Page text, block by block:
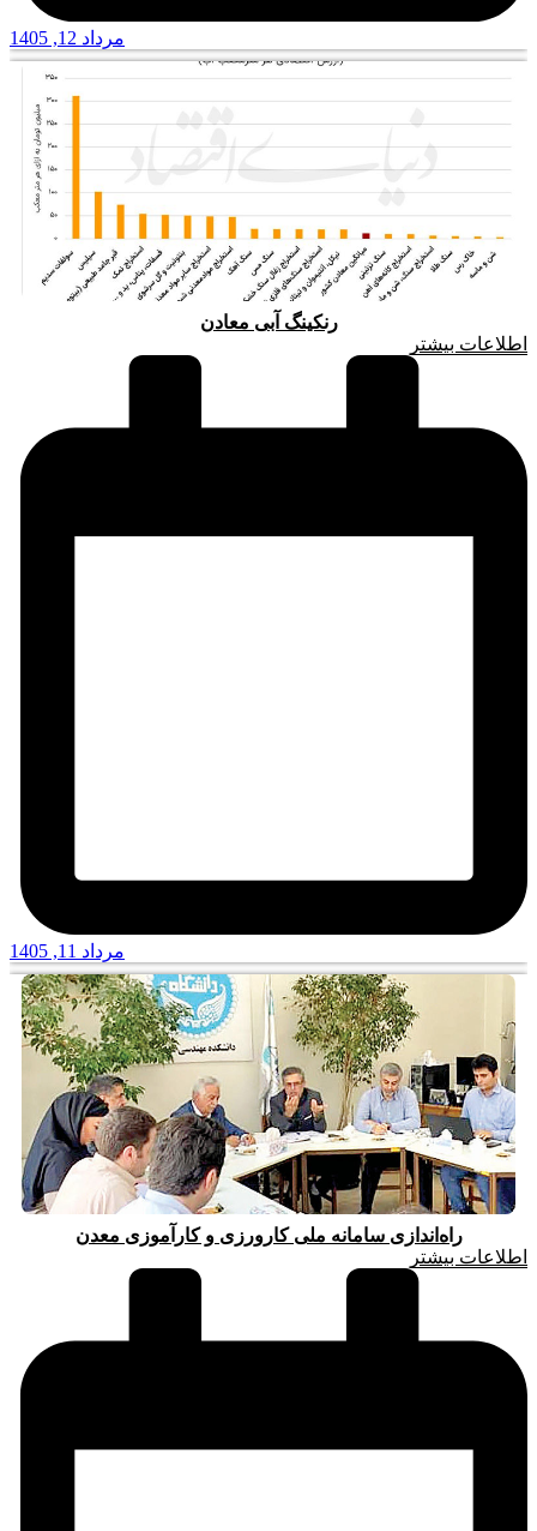
مرداد 12, 1405
رنکینگ آبی معادن
اطلاعات بیشتر
مرداد 11, 1405
راه‌اندازی سامانه ملی کارورزی و کارآموزی معدن
اطلاعات بیشتر